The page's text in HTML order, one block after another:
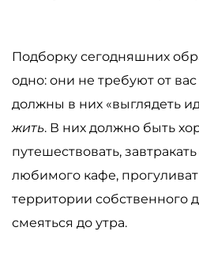
Подборку сегодняшних
одно: они не требуют от
должны в них «выглядеть
жить. В них должно быть
путешествовать,
любимого кафе,
территории собственного
смеяться до утра.